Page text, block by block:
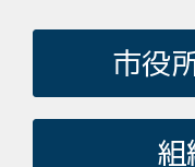
市役
組